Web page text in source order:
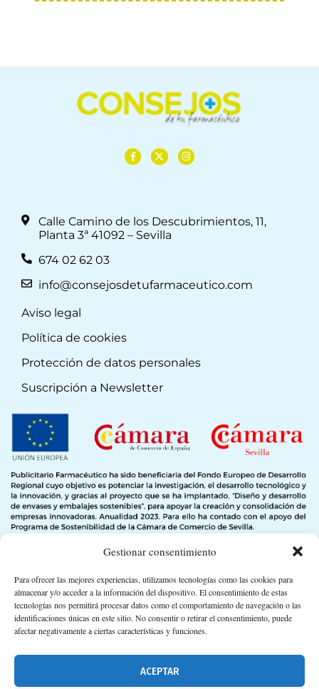
Gestionar consentimiento
Para ofrecer las mejores experiencias, utilizamos tecnologías como las cookies para
almacenar y/o acceder a la información del dispositivo. El consentimiento de estas
tecnologías nos permitirá procesar datos como el comportamiento de navegación o las
identificaciones únicas en este sitio. No consentir o retirar el consentimiento, puede
afectar negativamente a ciertas características y funciones.
ACEPTAR
Calle Camino de los Descubrimientos, 11,
Planta 3ª 41092 – Sevilla
674 02 62 03
info@consejosdetufarmaceutico.com
Aviso legal
Política de cookies
Protección de datos personales
Suscripción a Newsletter